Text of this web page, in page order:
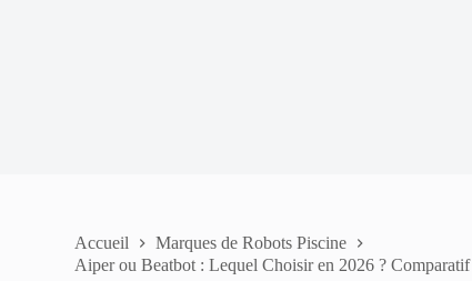
Accueil
Marques de Robots Piscine
Aiper ou Beatbot : Lequel Choisir en 2026 ? Comparatif